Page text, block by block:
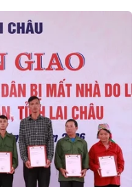
thị
yen
các